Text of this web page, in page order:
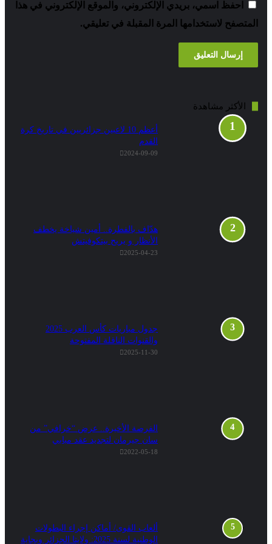
اسمي، بريدي الإلكتروني، والموقع الإلكتروني في هذا
لاستخدامها المرة المقبلة في تعليقي.
مشاهدة
أعظم 10 لاعبين جزائريين في تاريخ كرة
2024-09-09
هدّاف بالفطرة.. أمين شياخة يخطف
الأنظار و يريح بيتكوفيتش
2025-04-23
جدول مباريات كأس العرب 2025
والقنوات الناقلة المفتوحة
2025-11-30
الفرصة الأخيرة.. عرض “خرافي” من
سان جيرمان لتجديد عقد مبابي
2022-05-18
ألعاب القوى/ أماكن إجراء البطولات
الوطنية لسنة 2025: ولايتا الجزائر وبجاية